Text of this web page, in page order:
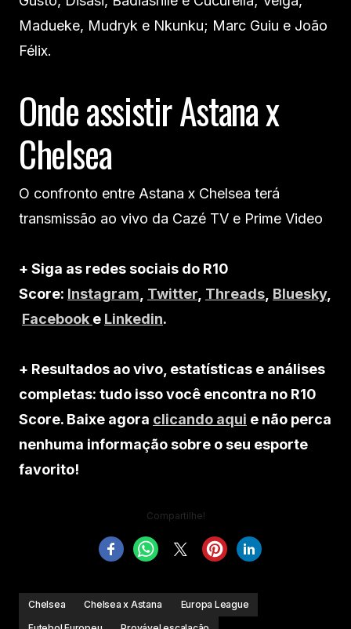
Madueke, Mudryk e Nkunku; Marc Guiu e João
Félix.
Onde assistir Astana x
Chelsea
O confronto entre Astana x Chelsea terá
transmissão ao vivo da Cazé TV e Prime Video
+ Siga as redes sociais do R10
Score: Instagram Twitter Threads Bluesky,
Facebook e Linkedin.
+ Resultados ao vivo, estatísticas e análises
completas: tudo isso você encontra no R10
Score. Baixe agora clicando aqui e não perca
nenhuma informação sobre o seu esporte
favorito!
Compartilhe!
Chelsea Chelsea x Astana
Europa League